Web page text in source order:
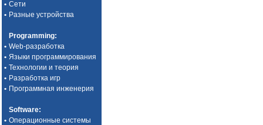
• Сети
• Разные устройства
Programming:
• Web-разработка
• Языки программирования
• Технологии и теория
• Разработка игр
• Программная инженерия
Software:
• Операционные системы